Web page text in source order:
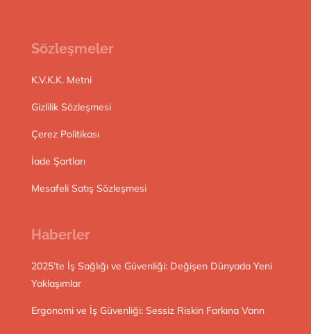
Sözleşmeler
K.V.K.K. Metni
Gizlilik Sözleşmesi
Çerez Politikası
İade Şartları
Mesafeli Satış Sözleşmesi
Haberler
2025’te İş Sağlığı ve Güvenliği: Değişen Dünyada Yeni
Yaklaşımlar
Ergonomi ve İş Güvenliği: Sessiz Riskin Farkına Varın